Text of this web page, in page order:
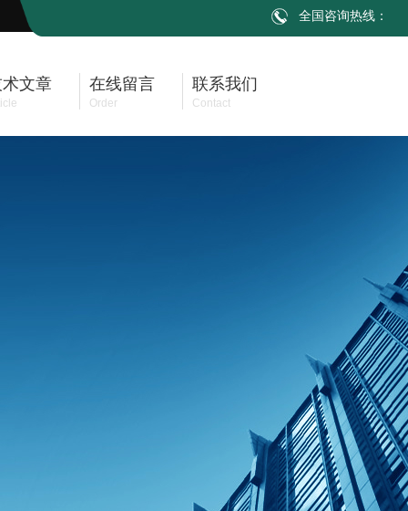
全国咨询热线：
文章 在线留言
Order
联系我们
Contact